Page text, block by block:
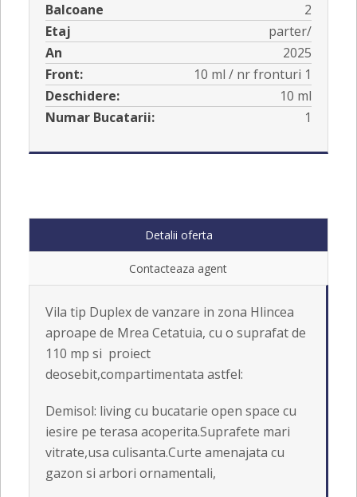
Balcoane
2
Etaj
parter/
An
2025
Front:
10 ml / nr fronturi 1
Deschidere:
10 ml
Numar Bucatarii:
1
Detalii oferta
Contacteaza agent
Vila tip Duplex de vanzare in zona Hlincea
aproape de Mrea Cetatuia, cu o suprafat de
110 mp si proiect
deosebit,compartimentata astfel:
Demisol: living cu bucatarie open space cu
iesire pe terasa acoperita.Suprafete mari
vitrate,usa culisanta.Curte amenajata cu
gazon si arbori ornamentali,